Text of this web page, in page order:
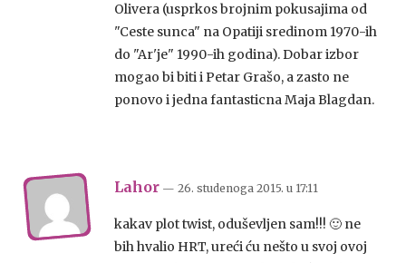
Olivera (usprkos brojnim pokusajima od
"Ceste sunca" na Opatiji sredinom 1970-ih
do "Ar'je" 1990-ih godina). Dobar izbor
mogao bi biti i Petar Grašo, a zasto ne
ponovo i jedna fantasticna Maja Blagdan.
Lahor — 26. studenoga 2015. u 17:11
kakav plot twist, oduševljen sam!!! 🙂 ne
bih hvalio HRT, ureći ću nešto u svoj ovoj